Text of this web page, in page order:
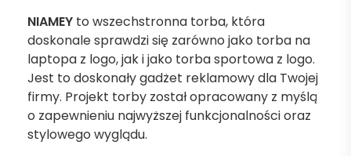
NIAMEY to wszechstronna torba, która
doskonale sprawdzi się zarówno jako torba na
laptopa z logo, jak i jako torba sportowa z logo.
Jest to doskonały gadżet reklamowy dla Twojej
firmy. Projekt torby został opracowany z myślą
o zapewnieniu najwyższej funkcjonalności oraz
stylowego wyglądu.